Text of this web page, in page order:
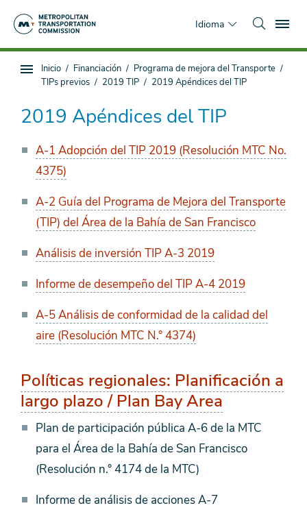
Idioma
Navegación
subpágina
Estás
aquí
Inicio Financiación
Programa de mejora del Transporte
TIPs previos
2019 TIP 2019 Apéndices del TIP
2019 Apéndices del TIP
A-1 Adopción del TIP 2019 (Resolución MTC No.
4375)
A-2 Guía del Programa de Mejora del Transporte
(TIP) del Área de la Bahía de San Francisco
Análisis de inversión TIP A-3 2019
Informe de desempeño del TIP A-4 2019
A-5 Análisis de conformidad de la calidad del
aire (Resolución MTC N.° 4374)
Políticas regionales: Planificación a
largo plazo / Plan Bay Area
Plan de participación pública A-6 de la MTC
para el Área de la Bahía de San Francisco
(Resolución n.° 4174 de la MTC)
Informe de análisis de acciones A-7